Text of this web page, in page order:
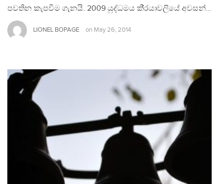
පවතින කැපවීම ගැනයි. 2009 යුද්ධමය කි‍්‍රයාවලියේ අවසන්…
LIONEL BOPAGE on May 26, 2014